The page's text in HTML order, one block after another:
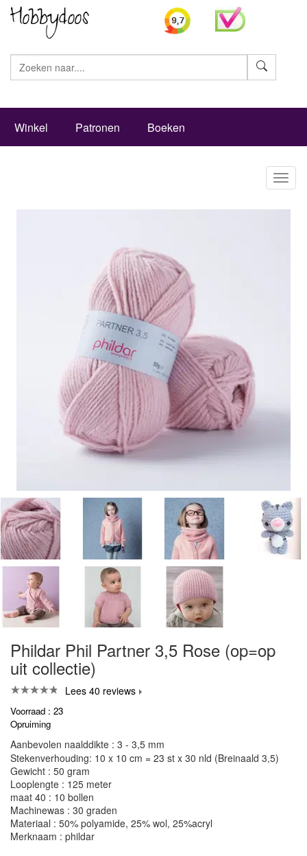
Winkel Patronen Boeken
Phildar Phil Partner 3,5 Rose (op=op
uit collectie)
Lees 40 reviews
Voorraad : 23
Opruiming
Aanbevolen naalddikte : 3 - 3,5 mm
Stekenverhouding: 10 x 10 cm = 23 st x 30 nld (Breinaald 3,5)
Gewicht : 50 gram
Looplengte : 125 meter
maat 40 : 10 bollen
Machinewas : 30 graden
Materiaal : 50% polyamide, 25% wol, 25%acryl
Merknaam : phildar